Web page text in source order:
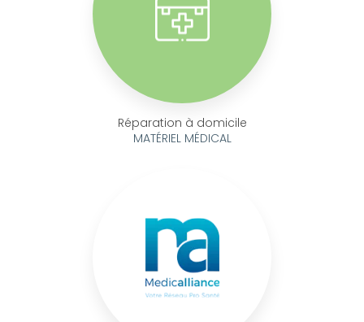
Réparation à domicile
MATÉRIEL MÉDICAL